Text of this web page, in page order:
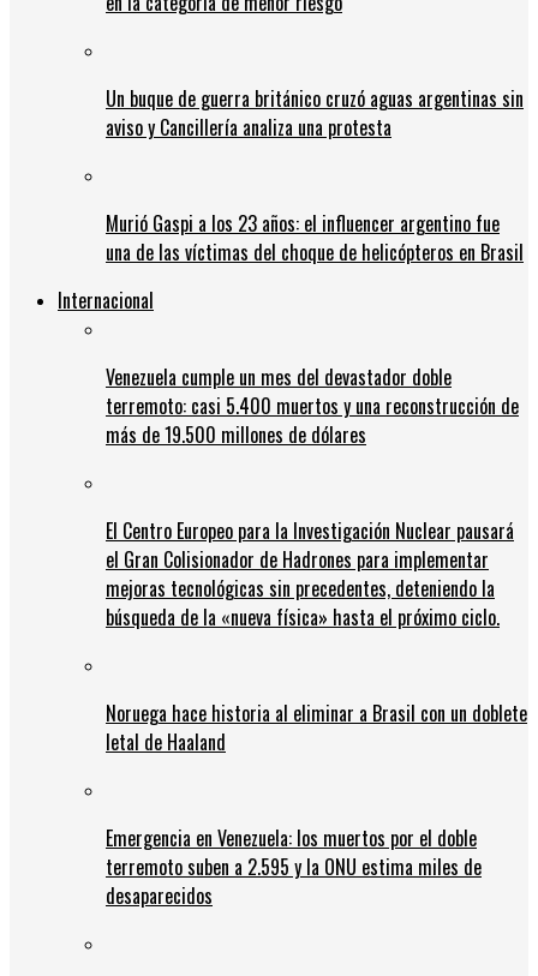
Un buque de guerra británico cruzó aguas argentinas sin
aviso y Cancillería analiza una protesta
Murió Gaspi a los 23 años: el influencer argentino fue
una de las víctimas del choque de helicópteros en Brasil
Internacional
Venezuela cumple un mes del devastador doble
terremoto: casi 5.400 muertos y una reconstrucción de
más de 19.500 millones de dólares
El Centro Europeo para la Investigación Nuclear pausará
el Gran Colisionador de Hadrones para implementar
mejoras tecnológicas sin precedentes, deteniendo la
búsqueda de la «nueva física» hasta el próximo ciclo.
Noruega hace historia al eliminar a Brasil con un doblete
letal de Haaland
Emergencia en Venezuela: los muertos por el doble
terremoto suben a 2.595 y la ONU estima miles de
desaparecidos